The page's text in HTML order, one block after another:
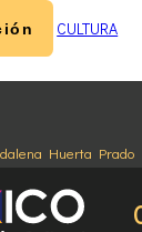
Huerta Prado
CULTURA